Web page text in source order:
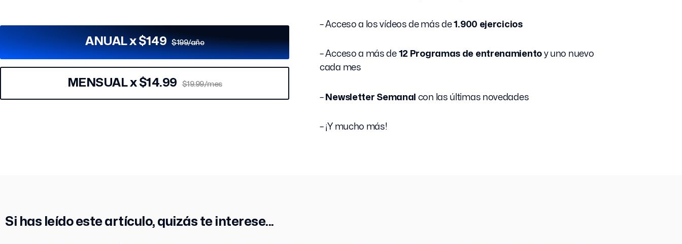
ANUAL x $149 $199/año
MENSUAL x $14.99 $19.99/mes
– Acceso a los vídeos de más de1.900 ejercicios
– Acceso a más de 12 Programas de entrenamientoy uno nuevo
cada mes
– Newsletter Semanal con las últimas novedades
– ¡Y mucho más!
Si has leído este artículo, quizás te interese...